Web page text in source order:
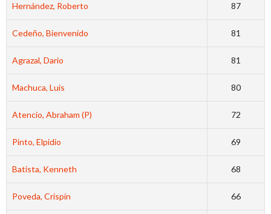
Hernández, Roberto 87
Cedeño, Bienvenido 81
Agrazal, Dario 81
Machuca, Luis 80
Atencio, Abraham (P) 72
Pinto, Elpidio 69
Batista, Kenneth 68
Poveda, Crispín 66